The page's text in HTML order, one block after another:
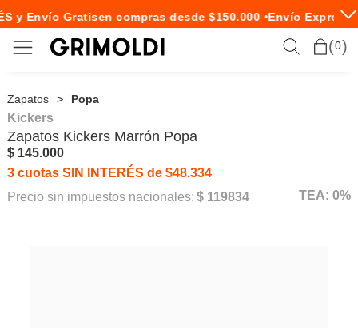
y Envío Gratisen compras desde $150.000 •Envío Express
0
Zapatos Popa
Kickers
Zapatos Kickers Marrón Popa
$ 145.000
3 cuotas SIN INTERÉS de $48.334
Precio sin impuestos nacionales: $ 119834 TEA: 0%